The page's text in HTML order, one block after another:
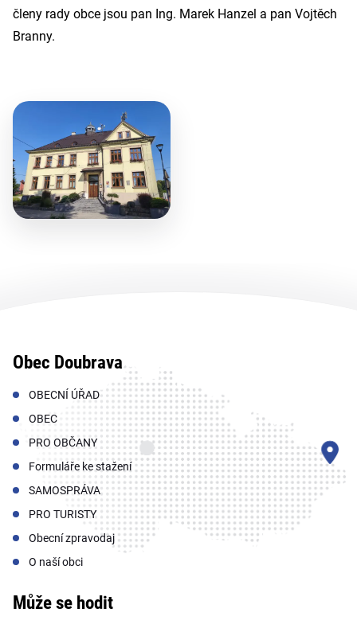
členy rady obce jsou pan Ing. Marek Hanzel a pan Vojtěch
Branny.
Obec Doubrava
OBECNÍ ÚŘAD
OBEC
PRO OBČANY
Formuláře ke stažení
SAMOSPRÁVA
PRO TURISTY
Obecní zpravodaj
O naší obci
Může se hodit